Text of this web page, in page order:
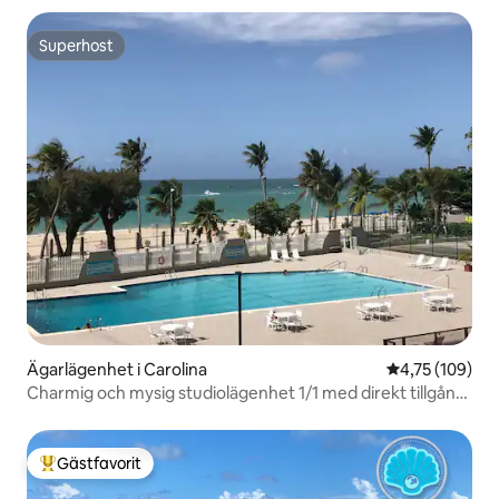
Superhost
Superhost
Ägarlägenhet i Carolina 4,75 av 5 i
4,75 (109)
Charmig och mysig studiolägenhet 1/1 med direkt tillgång
Populär gästfavorit
Gästfavorit